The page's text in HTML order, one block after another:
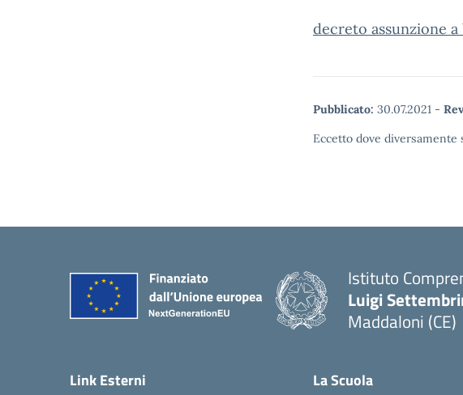
decreto assunzione
Pubblicato: 30.07.2021 -
Eccetto dove
Istituto
Luigi
Maddaloni (CE)
Link Esterni La Scuola